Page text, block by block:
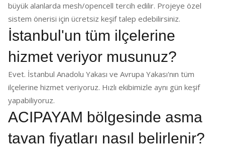
büyük alanlarda mesh/opencell tercih edilir. Projeye özel
sistem önerisi için ücretsiz keşif talep edebilirsiniz.
İstanbul'un tüm ilçelerine
hizmet veriyor musunuz?
Evet. İstanbul Anadolu Yakası ve Avrupa Yakası'nın tüm
ilçelerine hizmet veriyoruz. Hızlı ekibimizle aynı gün keşif
yapabiliyoruz.
ACIPAYAM bölgesinde asma
tavan fiyatları nasıl belirlenir?